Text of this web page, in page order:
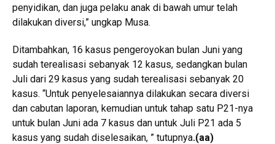
penyidikan, dan juga pelaku anak di bawah umur telah
dilakukan diversi,” ungkap Musa.
Ditambahkan, 16 kasus pengeroyokan bulan Juni yang
sudah terealisasi sebanyak 12 kasus, sedangkan bulan
Juli dari 29 kasus yang sudah terealisasi sebanyak 20
kasus. “Untuk penyelesaiannya dilakukan secara diversi
dan cabutan laporan, kemudian untuk tahap satu P21-nya
untuk bulan Juni ada 7 kasus dan untuk Juli P21 ada 5
kasus yang sudah diselesaikan, ” tutupnya.(aa)